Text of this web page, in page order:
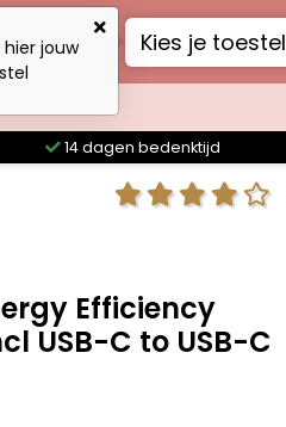
Kies je toestel
14 dagen bedenktijd
Efficiency
USB-C to USB-C
jouw